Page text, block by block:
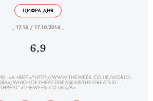
ЦИФРА ДНЯ
_ 17.18 / 17.10.2014 _
6,9
HREF="HTTP://WWW.THEWEEK.CO.UK/WORLD-
WHICH-OF-THESE-DISEASES-IS-THE-GREATEST-
THREAT">THEWEEK.CO.UK</A>